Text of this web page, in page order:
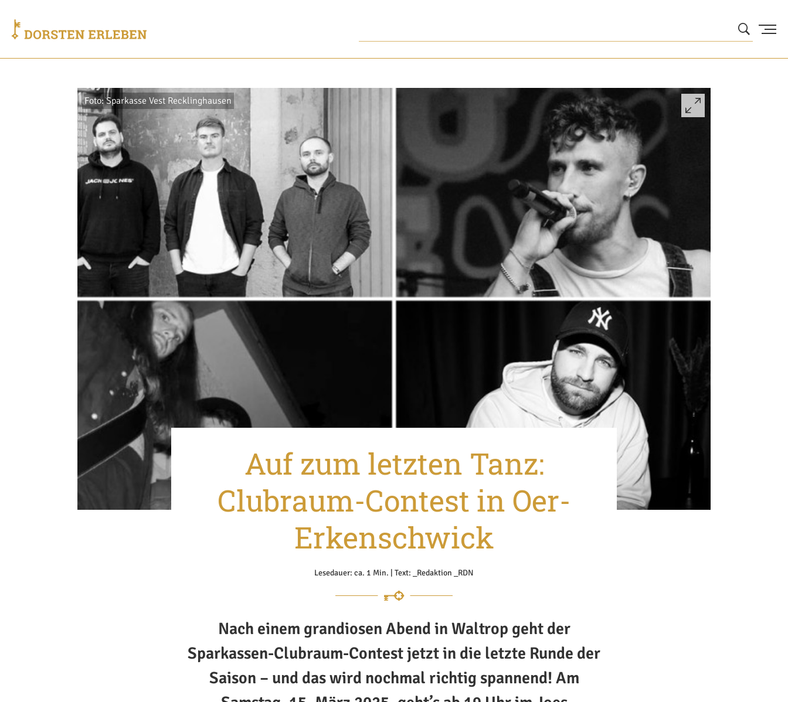
Foto: Sparkasse Vest Recklinghausen
Auf zum letzten Tanz:
Clubraum-Contest in Oer-
Erkenschwick
Lesedauer: ca. 1 Min. | Text: _Redaktion _RDN
Nach einem grandiosen Abend in Waltrop geht der
Sparkassen-Clubraum-Contest jetzt in die letzte Runde der
Saison – und das wird nochmal richtig spannend! Am